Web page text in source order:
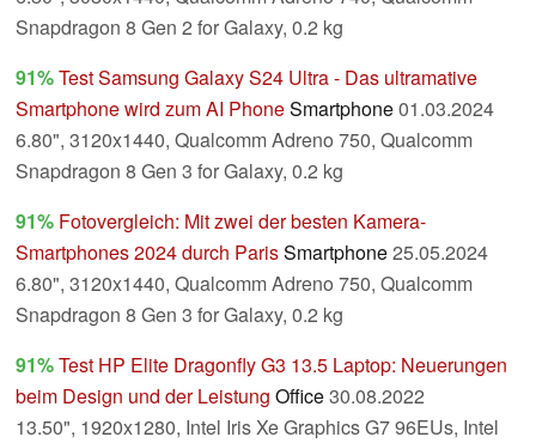
Snapdragon 8 Gen 2 for Galaxy, 0.2 kg
91%Test Samsung Galaxy S24 Ultra - Das ultramative
Smartphone wird zum AI PhoneSmartphone01.03.2024
6.80", 3120x1440, Qualcomm Adreno 750, Qualcomm
Snapdragon 8 Gen 3 for Galaxy, 0.2 kg
91% Fotovergleich: Mit zwei der besten Kamera-
Smartphones 2024 durch ParisSmartphone25.05.2024
6.80", 3120x1440, Qualcomm Adreno 750, Qualcomm
Snapdragon 8 Gen 3 for Galaxy, 0.2 kg
91%Test HP Elite Dragonfly G3 13.5 Laptop: Neuerungen
beim Design und der Leistung Office30.08.2022
13.50", 1920x1280, Intel Iris Xe Graphics G7 96EUs, Intel